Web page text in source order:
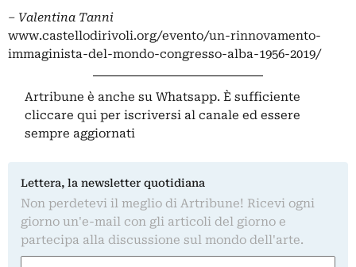
– Valentina Tanni
www.castellodirivoli.org/evento/un-rinnovamento-
immaginista-del-mondo-congresso-alba-1956-2019/
Artribune è anche su Whatsapp. È sufficiente
cliccare qui per iscriversi al canale ed essere
sempre aggiornati
Lettera, la newsletter quotidiana
Non perdetevi il meglio di Artribune! Ricevi ogni
giorno un'e-mail con gli articoli del giorno e
partecipa alla discussione sul mondo dell'arte.